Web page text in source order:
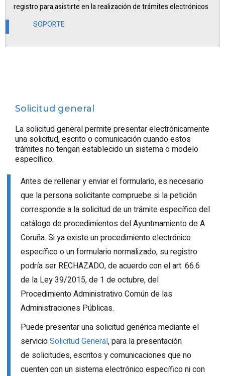
registro para asistirte en la realización de trámites electrónicos
SOPORTE
Solicitud general
La solicitud general permite presentar electrónicamente
una solicitud, escrito o comunicación cuando estos
trámites no tengan establecido un sistema o modelo
específico.
Antes de rellenar y enviar el formulario, es necesario
que la persona solicitante compruebe si la petición
corresponde a la solicitud de un trámite específico del
catálogo de procedimientos del Ayuntmamiento de A
Coruña. Si ya existe un procedimiento electrónico
específico o un formulario normalizado, su registro
podría ser RECHAZADO, de acuerdo con el art. 66.6
de la Ley 39/2015, de 1 de octubre, del
Procedimiento Administrativo Común de las
Administraciones Públicas.
Puede presentar una solicitud genérica mediante el
servicioSolicitud General, para la presentación
de solicitudes, escritos y comunicaciones que no
cuenten con un sistema electrónico específico ni con